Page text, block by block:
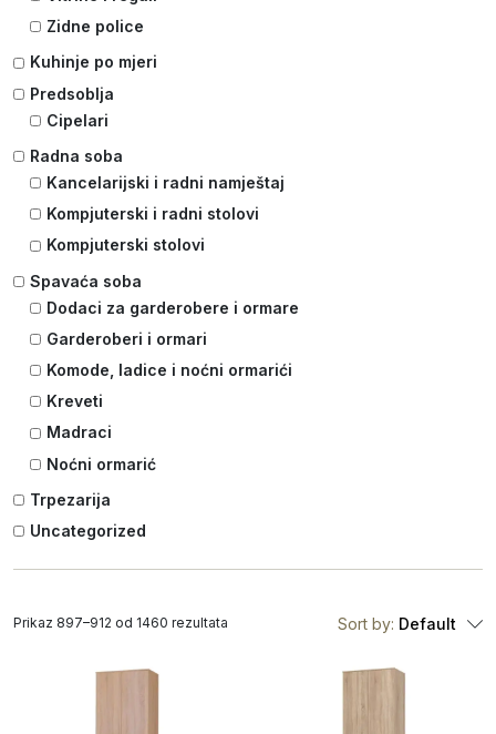
Zidne police
Kuhinje po mjeri
Predsoblja
Cipelari
Radna soba
Kancelarijski i radni namještaj
Kompjuterski i radni stolovi
Kompjuterski stolovi
Spavaća soba
Dodaci za garderobere i ormare
Garderoberi i ormari
Komode, ladice i noćni ormarići
Kreveti
Madraci
Noćni ormarić
Trpezarija
Uncategorized
Sort by: Default
Prikaz 897–912 od 1460 rezultata